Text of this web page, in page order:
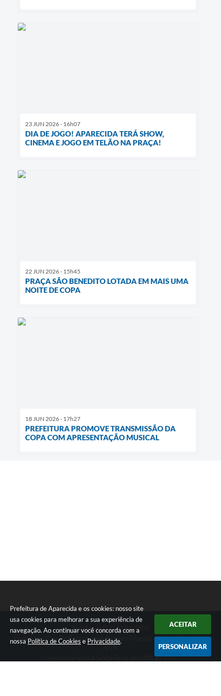
Prefeitura de Aparecida e os cookies: nosso site
usa cookies para melhorar a sua experiência de
navegação. Ao continuar você concorda com a
nossa Política de Cookies e Privacidade.
ACEITAR
PERSONALIZAR
23 JUN 2026 - 16h07
DIA DE JOGO! APARECIDA TERÁ SHOW,
CINEMA E JOGO EM TELÃO NA PRAÇA!
22 JUN 2026 - 15h45
PRAÇA SÃO BENEDITO LOTADA EM MAIS UMA
NOITE DE COPA
18 JUN 2026 - 17h27
PREFEITURA PROMOVE TRANSMISSÃO DA
COPA COM APRESENTAÇÃO MUSICAL
Telefone: (12) 3104-4000
Endereço: Rua Professor José Borges Ribeiro, 167 | CEP: 12570-
Segunda-feira a Sexta-feira das 08h às 17h